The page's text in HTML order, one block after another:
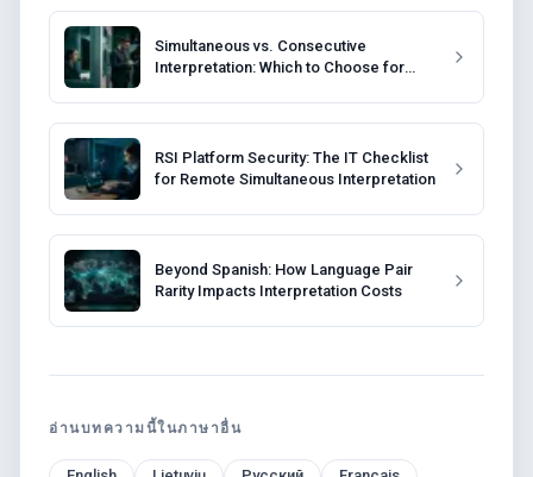
Simultaneous vs. Consecutive
Interpretation: Which to Choose for
RSI Platform Security: The IT Checklist
for Remote Simultaneous Interpretation
Beyond Spanish: How Language Pair
Rarity Impacts Interpretation Costs
อ่านบทความนี้ในภาษาอื่น